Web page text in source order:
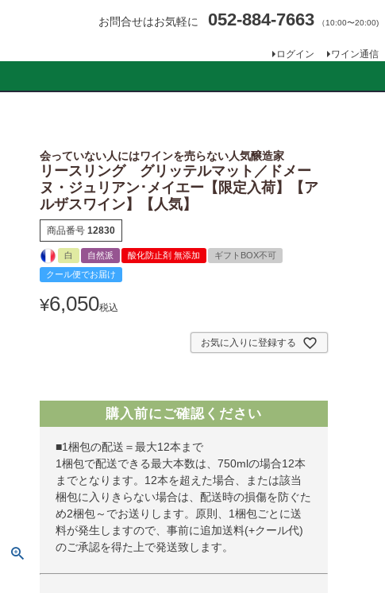
お問合せはお気軽に 052-884-7663 （10:00〜20:00)
ログイン ワイン通信
会っていない人にはワインを売らない人気醸造家
リースリング グリッテルマット／ドメー
ヌ・ジュリアン･メイエー【限定入荷】【ア
ルザスワイン】【人気】
商品番号 12830
白 自然派 酸化防止剤 無添加
ギフトBOX不可
クール便でお届け
¥6,050税込
お気に入りに登録する
購入前にご確認ください
■1梱包の配送＝最大12本まで
1梱包で配送できる最大本数は、750mlの場合12本
までとなります。12本を超えた場合、または該当
梱包に入りきらない場合は、配送時の損傷を防ぐた
め2梱包～でお送りします。原則、1梱包ごとに送
料が発生しますので、事前に追加送料(+クール代)
のご承認を得た上で発送致します。